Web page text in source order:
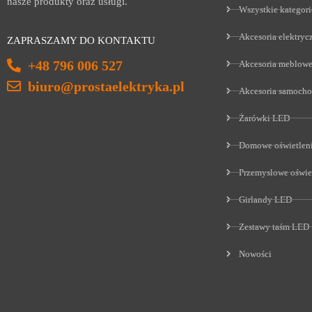
ZAPRASZAMY DO KONTAKTU
+48 796 006 527
biuro@prostaelektryka.pl
Wszystkie
Akcesoria
Akcesoria meblowe
Akcesoria
Żarówki LED
Domowe
Przemysłowe
Girlandy LED
Zestawy taśm LED
Nowości